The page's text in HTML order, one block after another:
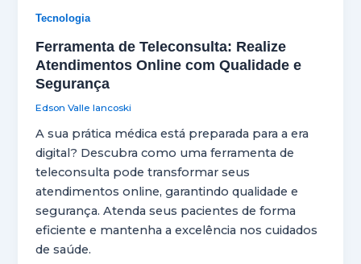
Tecnologia
Ferramenta de Teleconsulta: Realize
Atendimentos Online com Qualidade e
Segurança
Edson Valle Iancoski
A sua prática médica está preparada para a era
digital? Descubra como uma ferramenta de
teleconsulta pode transformar seus
atendimentos online, garantindo qualidade e
segurança. Atenda seus pacientes de forma
eficiente e mantenha a excelência nos cuidados
de saúde.